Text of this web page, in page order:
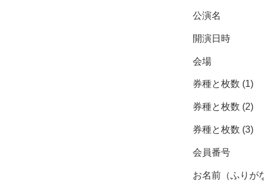
公演名
開演日時
会場
券種と枚数 (1)
券種と枚数 (2)
券種と枚数 (3)
会員番号
お名前（ふりが